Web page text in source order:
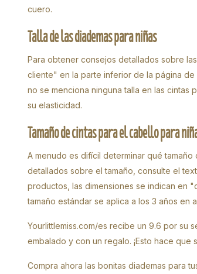
cuero.
Talla de las diademas para niñas
Para obtener consejos detallados sobre
cliente" en la parte inferior de la página
no se menciona ninguna talla en las cintas
su elasticidad.
Tamaño de cintas para el cabello para
A menudo es difícil determinar qué
detallados sobre el tamaño, consulte el
productos, las dimensiones se indican en
tamaño estándar se aplica a los 3 años en
Yourlittlemiss.com/es recibe un 9.6 por su
embalado y con un regalo. ¡Esto hace
Compra ahora las bonitas diademas para